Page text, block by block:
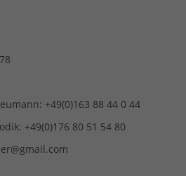
+49(0)163 88 44 0 44
+49(0)176 80 51 54 80